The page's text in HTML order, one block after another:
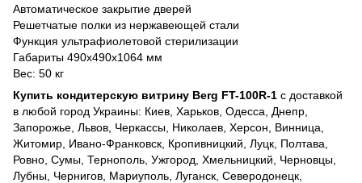
Автоматическое закрытие дверей
Решетчатые полки из нержавеющей стали
Функция ультрафиолетовой стерилизации
Габариты 490х490х1064 мм
Вес: 50 кг
Купить кондитерскую витрину Berg FT-100R-1 с доставкой
в любой город Украины: Киев, Харьков, Одесса, Днепр,
Запорожье, Львов, Черкассы, Николаев, Херсон, Винница,
Житомир, Ивано-Франковск, Кропивницкий, Луцк, Полтава,
Ровно, Сумы, Тернополь, Ужгород, Хмельницкий, Черновцы,
Лубны, Чернигов, Мариуполь, Луганск, Северодонецк,